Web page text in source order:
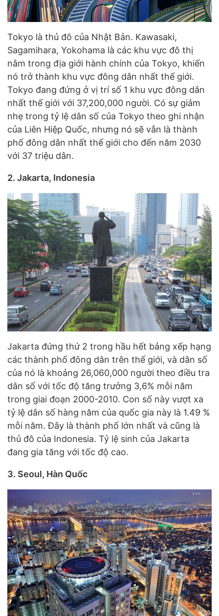
Tokyo là thủ đô của Nhật Bản. Kawasaki,
Sagamihara, Yokohama là các khu vực đô thị
nằm trong địa giới hành chính của Tokyo, khiến
nó trở thành khu vực đông dân nhất thế giới.
Tokyo đang đứng ở vị trí số 1 khu vực đông dân
nhất thế giới với 37,200,000 người. Có sự giảm
nhẹ trong tỷ lệ dân số của Tokyo theo ghi nhận
của Liên Hiệp Quốc, nhưng nó sẽ vẫn là thành
phố đông dân nhất thế giới cho đến năm 2030
với 37 triệu dân.
2. Jakarta, Indonesia
Jakarta đứng thứ 2 trong hầu hết bảng xếp hạng
các thành phố đông dân trên thế giới, và dân số
của nó là khoảng 26,060,000 người theo điều tra
dân số với tốc độ tăng trưởng 3,6% mỗi năm
trong giai đoạn 2000-2010. Con số này vượt xa
tỷ lệ dân số hàng năm của quốc gia này là 1.49 %
mỗi năm. Đây là thành phố lớn nhất và cũng là
thủ đô của Indonesia. Tỷ lệ sinh của Jakarta
đang gia tăng với tốc độ cao.
3. Seoul, Hàn Quốc